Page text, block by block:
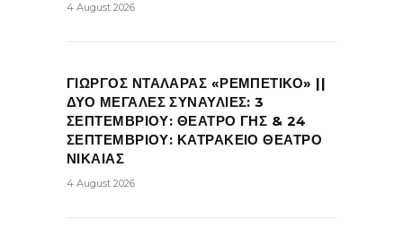
4 August 2026
ΓΙΩΡΓΟΣ ΝΤΑΛΑΡΑΣ «ΡΕΜΠΕΤΙΚΟ» ||
ΔΥΟ ΜΕΓΑΛΕΣ ΣΥΝΑΥΛΙΕΣ: 3
ΣΕΠΤΕΜΒΡΙΟΥ: ΘΕΑΤΡΟ ΓΗΣ & 24
ΣΕΠΤΕΜΒΡΙΟΥ: ΚΑΤΡΑΚΕΙΟ ΘΕΑΤΡΟ
ΝΙΚΑΙΑΣ
4 August 2026